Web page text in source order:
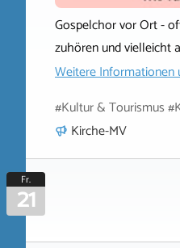
Gospelchor vor Ort -
zuhören und vielleicht
Weitere
#Kultur & Tourismus
Kirche-MV
Fr.
21